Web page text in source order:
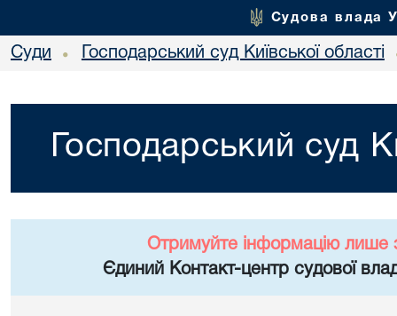
Судова влада
Суди • Господарський суд Київської області
Господарський суд
Отримуйте інформацію лише
Єдиний Контакт-центр судової